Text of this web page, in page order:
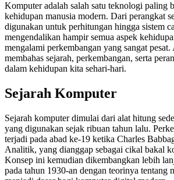
Komputer adalah salah satu teknologi paling
kehidupan manusia modern. Dari perangkat
digunakan untuk perhitungan hingga sistem
mengendalikan hampir semua aspek
mengalami perkembangan yang sangat
membahas sejarah, perkembangan, serta
dalam kehidupan kita sehari-hari.
Sejarah Komputer
Sejarah komputer dimulai dari alat hitung
yang digunakan sejak ribuan tahun lalu.
terjadi pada abad ke-19 ketika Charles
Analitik, yang dianggap sebagai cikal bakal
Konsep ini kemudian dikembangkan lebih
pada tahun 1930-an dengan teorinya tentang